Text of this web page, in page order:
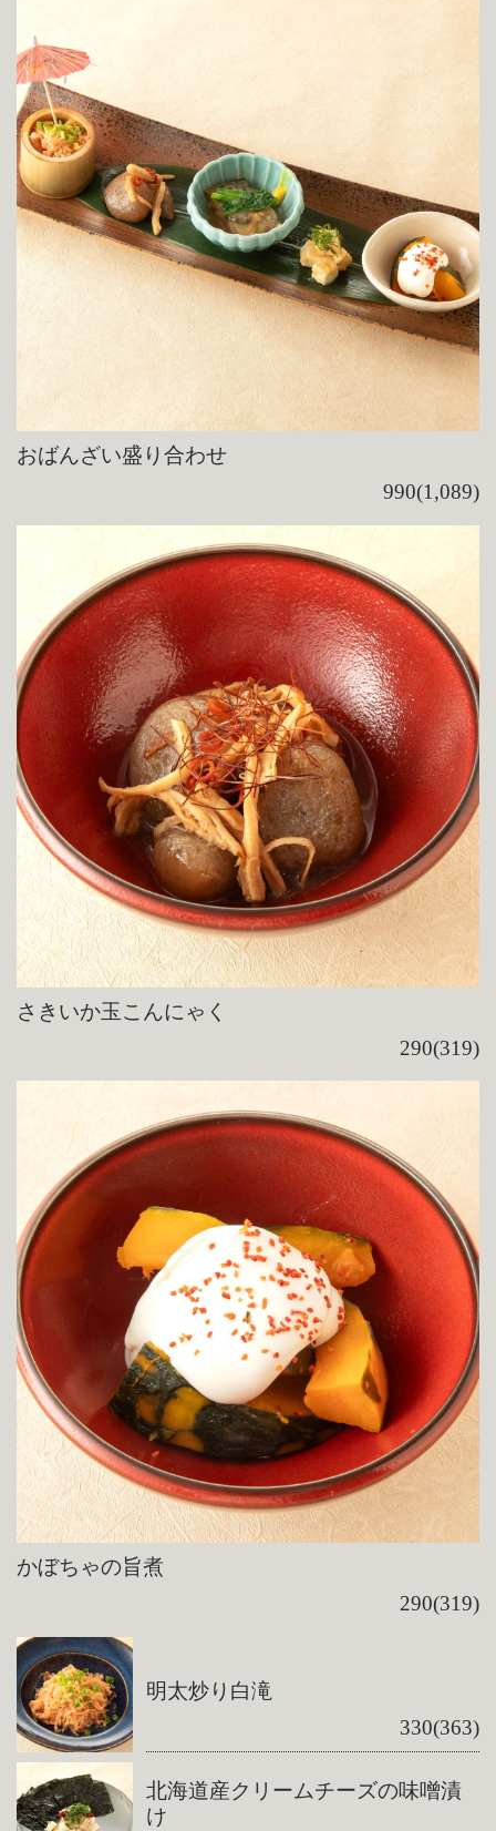
おばんざい盛り合わせ
990(1,089)
さきいか玉こんにゃく
290(319)
かぼちゃの旨煮
290(319)
明太炒り白滝
330(363)
北海道産クリームチーズの味噌漬
け